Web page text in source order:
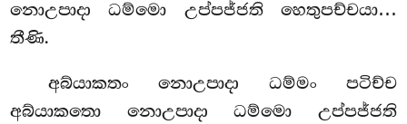
නොඋපාදා ධම්මො උප්පජ්ජති හෙතුපච්චයා…
තීණි.
අබ්යාකතං නොඋපාදා ධම්මං පටිච්ච
අබ්යාකතො නොඋපාදා ධම්මො උප්පජ්ජති